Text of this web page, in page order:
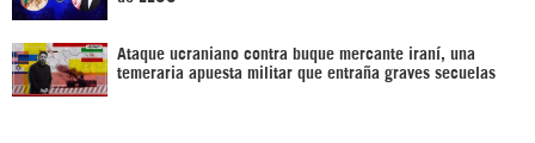
Ataque ucraniano contra buque mercante iraní, una
temeraria apuesta militar que entraña graves secuelas